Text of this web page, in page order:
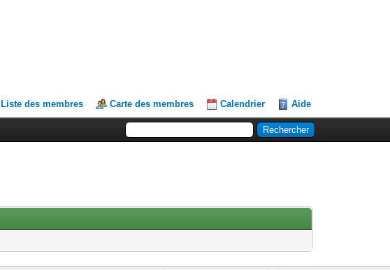
Liste des membres Carte des membres Calendrier Aide